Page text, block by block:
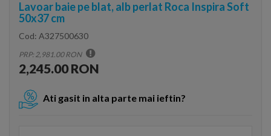
Lavoar baie pe blat, alb perlat Roca Inspira Soft
50x37 cm
Cod: A327500630
PRP: 2,981.00 RON
2,245.00 RON
Ati gasit in alta parte mai ieftin?